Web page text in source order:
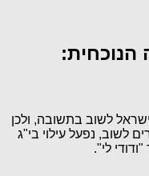
הנוכחית:
לשוב בתשובה, ולכן
לשוב, נפעל עילוי בי"ג
לי".